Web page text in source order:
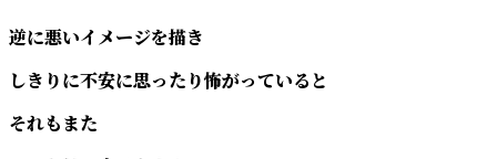
逆に悪いイメージを描き
しきりに不安に思ったり怖がっていると
それもまた